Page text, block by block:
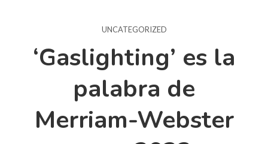
UNCATEGORIZED
‘Gaslighting’ es la
palabra de
Merriam-Webster